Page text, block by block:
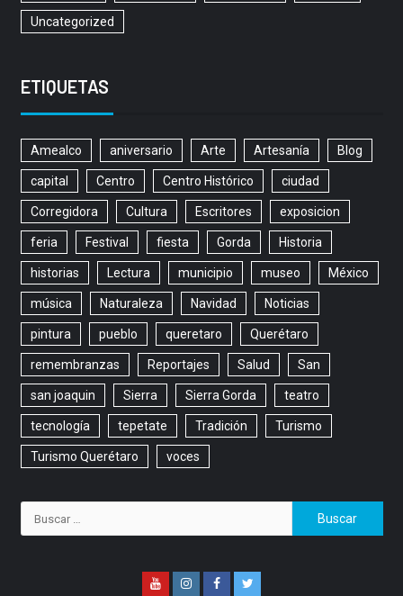
Uncategorized
ETIQUETAS
Amealco aniversario Arte Artesanía Blog
capital Centro Centro Histórico ciudad
Corregidora Cultura Escritores exposicion
feria Festival fiesta Gorda Historia
historias Lectura municipio museo México
música Naturaleza Navidad Noticias
pintura pueblo queretaro Querétaro
remembranzas Reportajes Salud San
san joaquin Sierra Sierra Gorda teatro
tecnología tepetate Tradición Turismo
Turismo Querétaro voces